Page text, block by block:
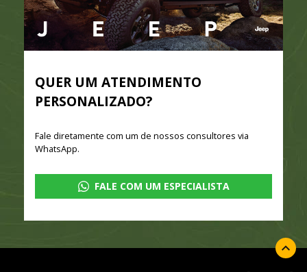
QUER UM ATENDIMENTO
PERSONALIZADO?
Fale diretamente com um de nossos consultores via
WhatsApp.
FALE COM UM ESPECIALISTA